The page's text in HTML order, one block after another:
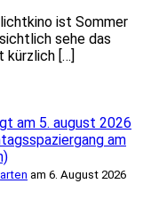
ist Sommer
sehe das
kürzlich […]
am 5. august 2026
am
am 6. August 2026